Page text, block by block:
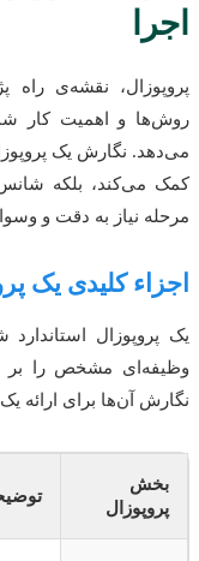
اجرا
پروپوزال، نقشه‌ی
روش‌ها و اهمیت کار
می‌دهد. نگارش یک
کمک می‌کند، بلکه شانس
مرحله نیاز به دقت و
اجزاء کلیدی یک
یک پروپوزال
وظیفه‌ای مشخص را بر
نگارش آن‌ها برای
بخش
پروپوزال